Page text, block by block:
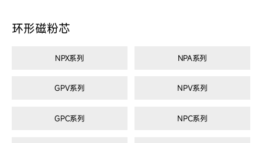
环形磁粉芯
NPX系列 NPA系列
GPV系列 NPV系列
GPC系列 NPC系列